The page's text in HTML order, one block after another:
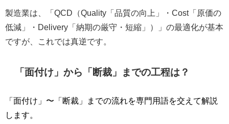
製造業は、「QCD（Quality「品質の向上」・Cost「原価の
低減」・Delivery「納期の厳守・短縮」）」の最適化が基本
ですが、これでは真逆です。
「面付け」から「断裁」までの工程は？
「面付け」〜「断裁」までの流れを専門用語を交えて解説
します。